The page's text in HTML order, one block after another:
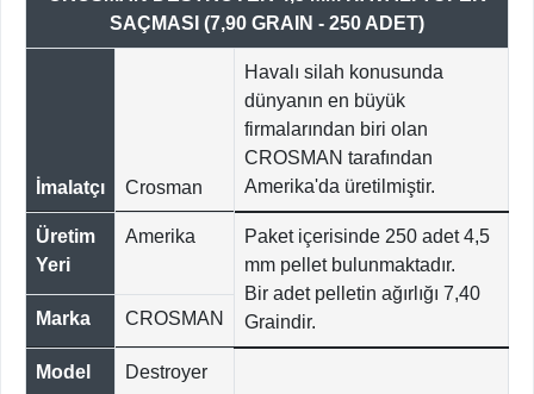
SAÇMASI (7,90 GRAIN - 250 ADET)
İmalatçı Crosman
Havalı silah konusunda
dünyanın en büyük
firmalarından biri olan
CROSMAN tarafından
Amerika'da üretilmiştir.
Üretim
Yeri
Amerika
Paket içerisinde 250 adet 4,5
mm pellet bulunmaktadır.
Bir adet pelletin ağırlığı 7,40
Graindir.
Marka CROSMAN
Model Destroyer